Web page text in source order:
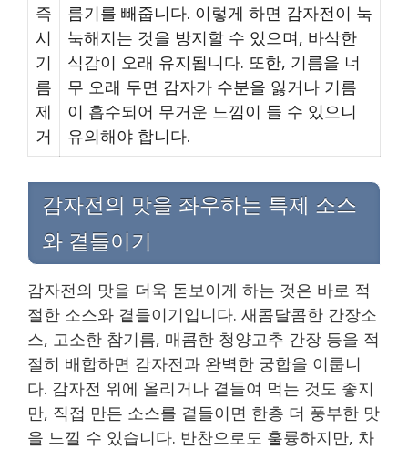
즉
시
기
름
제
거
름기를 빼줍니다. 이렇게 하면 감자전이 눅
눅해지는 것을 방지할 수 있으며, 바삭한
식감이 오래 유지됩니다. 또한, 기름을 너
무 오래 두면 감자가 수분을 잃거나 기름
이 흡수되어 무거운 느낌이 들 수 있으니
유의해야 합니다.
감자전의 맛을 좌우하는 특제 소스
와 곁들이기
감자전의 맛을 더욱 돋보이게 하는 것은 바로 적
절한 소스와 곁들이기입니다. 새콤달콤한 간장소
스, 고소한 참기름, 매콤한 청양고추 간장 등을 적
절히 배합하면 감자전과 완벽한 궁합을 이룹니
다. 감자전 위에 올리거나 곁들여 먹는 것도 좋지
만, 직접 만든 소스를 곁들이면 한층 더 풍부한 맛
을 느낄 수 있습니다. 반찬으로도 훌륭하지만, 차